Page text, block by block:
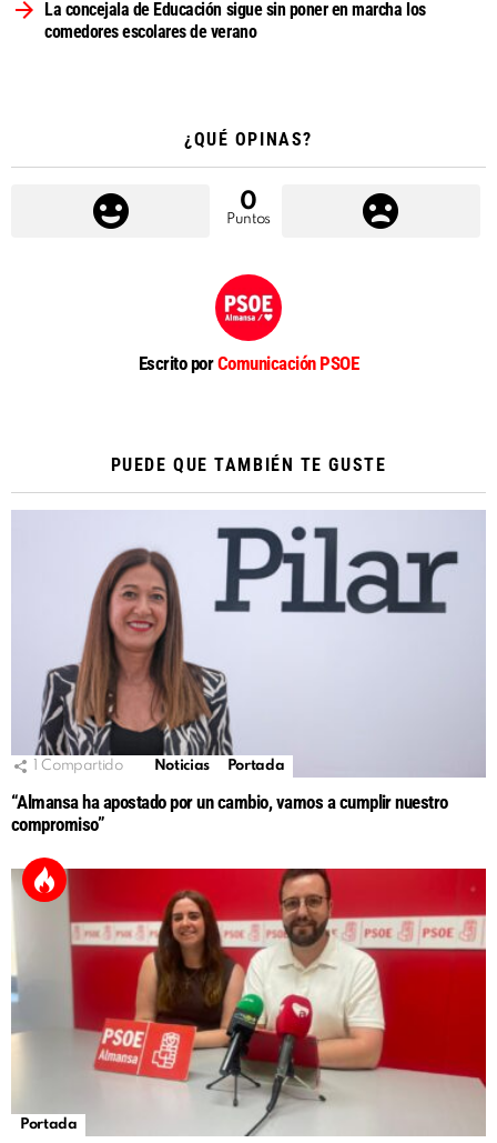
La concejala de Educación sigue sin poner en marcha los
comedores escolares de verano
¿QUÉ OPINAS?
0
Puntos
Escrito porComunicación PSOE
PUEDE QUE TAMBIÉN TE GUSTE
Compartido Noticias Portada
“Almansa ha apostado por un cambio, vamos a cumplir nuestro
compromiso”
Portada